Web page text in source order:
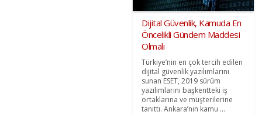
Dijital Güvenlik, Kamuda En
Öncelikli Gündem Maddesi
Olmalı
Türkiye’nin en çok tercih edilen
dijital güvenlik yazılımlarını
sunan ESET, 2019 sürüm
yazılımlarını başkentteki iş
ortaklarına ve müşterilerine
tanıttı. Ankara’nın kamu ...